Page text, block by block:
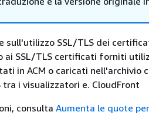
sull'utilizzo SSL/TLS dei
ai SSL/TLS certificati forniti
in ACM o caricati nell'archivio
tra i visualizzatori e. CloudFront
consulta Aumenta le quote